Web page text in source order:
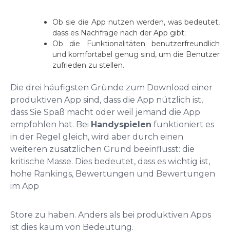
Ob sie die App nutzen werden, was bedeutet,
dass es Nachfrage nach der App gibt;
Ob die Funktionalitäten benutzerfreundlich
und komfortabel genug sind, um die Benutzer
zufrieden zu stellen.
Die drei häufigsten Gründe zum Download einer
produktiven App sind, dass die App nützlich ist,
dass Sie Spaß macht oder weil jemand die App
empfohlen hat. Bei Handyspielen funktioniert es
in der Regel gleich, wird aber durch einen
weiteren zusätzlichen Grund beeinflusst: die
kritische Masse. Dies bedeutet, dass es wichtig ist,
hohe Rankings, Bewertungen und Bewertungen
im App
Store zu haben. Anders als bei produktiven Apps
ist dies kaum von Bedeutung.